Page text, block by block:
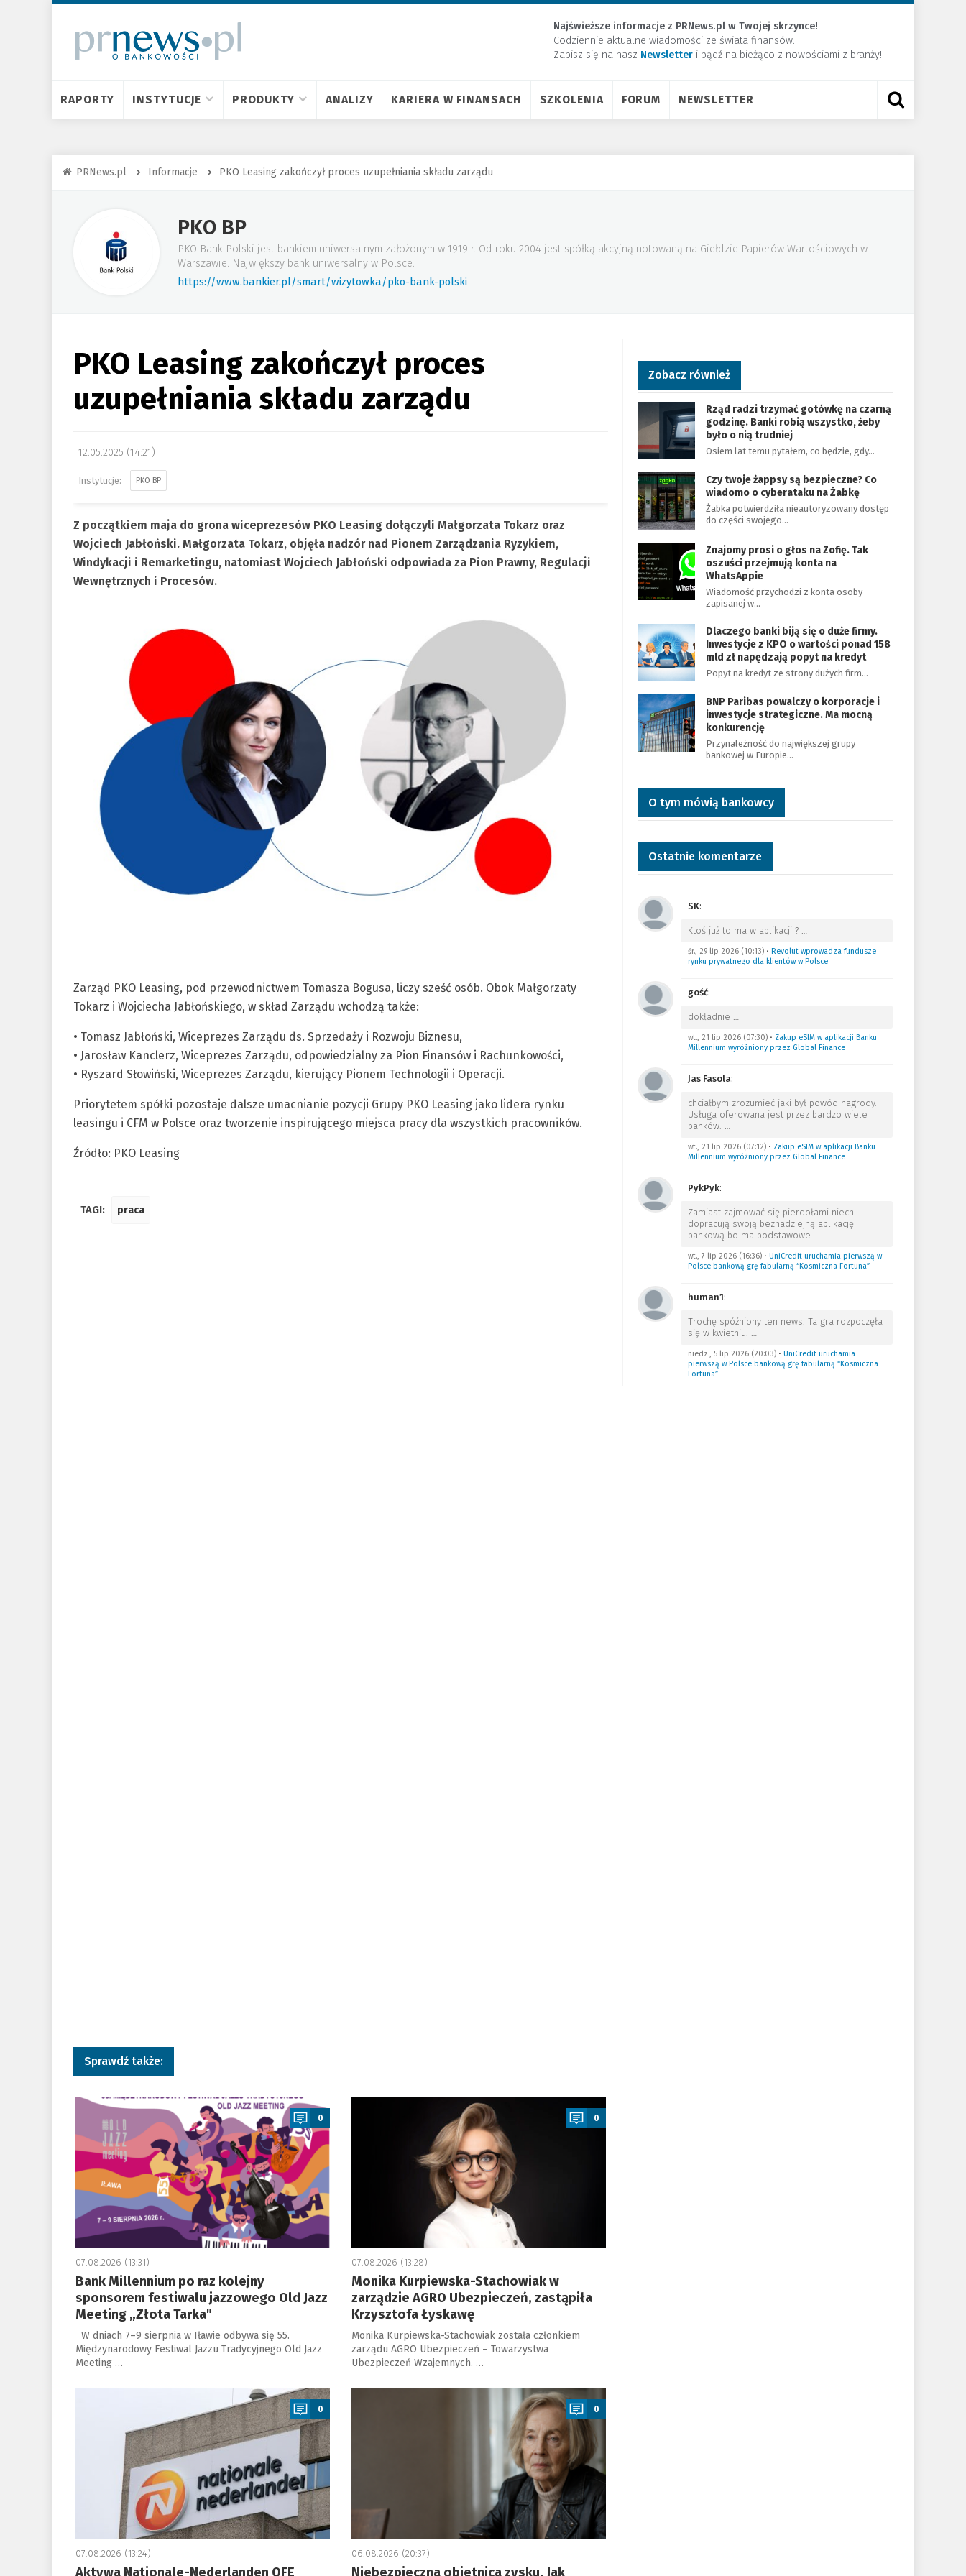
Najświeższe informacje z PRNews.pl w Twojej skrzynce!
Codziennie aktualne wiadomości ze świata finansów.
Zapisz się na nasz Newsletter ​i bądź na bieżąco z nowościami z branży!
RAPORTY INSTYTUCJE PRODUKTY ANALIZY KARIERA W FINANSACH SZKOLENIA FORUM NEWSLETTER
PRNews.pl Informacje PKO Leasing zakończył proces uzupełniania składu zarządu
PKO BP
PKO Bank Polski jest bankiem uniwersalnym założonym w 1919 r. Od roku 2004 jest spółką akcyjną notowaną na Giełdzie Papierów Wartościowych w
Warszawie. Największy bank uniwersalny w Polsce.
https://www.bankier.pl/smart/wizytowka/pko-bank-polski
PKO Leasing zakończył proces
uzupełniania składu zarządu
12.05.2025 (14:21)
PKO BP
Z początkiem maja do grona wiceprezesów PKO Leasing dołączyli Małgorzata Tokarz oraz
Wojciech Jabłoński. Małgorzata Tokarz, objęła nadzór nad Pionem Zarządzania Ryzykiem,
Windykacji i Remarketingu, natomiast Wojciech Jabłoński odpowiada za Pion Prawny, Regulacji
Wewnętrznych i Procesów.
Zarząd PKO Leasing, pod przewodnictwem Tomasza Bogusa, liczy sześć osób. Obok Małgorzaty
Tokarz i Wojciecha Jabłońskiego, w skład Zarządu wchodzą także:
• Tomasz Jabłoński, Wiceprezes Zarządu ds. Sprzedaży i Rozwoju Biznesu,
• Jarosław Kanclerz, Wiceprezes Zarządu, odpowiedzialny za Pion Finansów i Rachunkowości,
• Ryszard Słowiński, Wiceprezes Zarządu, kierujący Pionem Technologii i Operacji.
Priorytetem spółki pozostaje dalsze umacnianie pozycji Grupy PKO Leasing jako lidera rynku
leasingu i CFM w Polsce oraz tworzenie inspirującego miejsca pracy dla wszystkich pracowników.
Źródło: PKO Leasing
TAGI: praca
Sprawdź także:
a
0
07.08.2026 (13:31)
Bank Millennium po raz kolejny
sponsorem festiwalu jazzowego Old Jazz
Meeting „Złota Tarka"
W dniach 7–9 sierpnia w Iławie odbywa się 55.
Międzynarodowy Festiwal Jazzu Tradycyjnego Old Jazz
Meeting …
a
0
07.08.2026 (13:28)
Monika Kurpiewska-Stachowiak w
zarządzie AGRO Ubezpieczeń, zastąpiła
Krzysztofa Łyskawę
Monika Kurpiewska-Stachowiak została członkiem
zarządu AGRO Ubezpieczeń – Towarzystwa
Ubezpieczeń Wzajemnych. …
0
07.08.2026 (13:24)
Aktywa Nationale-Nederlanden OFE
a
0
06.08.2026 (20:37)
Niebezpieczna obietnica zysku. Jak
Zobacz również
Rząd radzi trzymać gotówkę na czarną
godzinę. Banki robią wszystko, żeby
było o nią trudniej
Osiem lat temu pytałem, co będzie, gdy…
Czy twoje żappsy są bezpieczne? Co
wiadomo o cyberataku na Żabkę
Żabka potwierdziła nieautoryzowany dostęp
do części swojego…
Znajomy prosi o głos na Zofię. Tak
oszuści przejmują konta na
WhatsAppie
Wiadomość przychodzi z konta osoby
zapisanej w…
Dlaczego banki biją się o duże firmy.
Inwestycje z KPO o wartości ponad 158
mld zł napędzają popyt na kredyt
Popyt na kredyt ze strony dużych firm…
BNP Paribas powalczy o korporacje i
inwestycje strategiczne. Ma mocną
konkurencję
Przynależność do największej grupy
bankowej w Europie…
O tym mówią bankowcy
Ostatnie komentarze
SK:
Ktoś już to ma w aplikacji ? …
śr., 29 lip 2026 (10:13)• Revolut wprowadza fundusze
rynku prywatnego dla klientów w Polsce
gość:
dokładnie …
wt., 21 lip 2026 (07:30)• Zakup eSIM w aplikacji Banku
Millennium wyróżniony przez Global Finance
Jas Fasola:
chciałbym zrozumieć jaki był powód nagrody.
Usługa oferowana jest przez bardzo wiele
banków. …
wt., 21 lip 2026 (07:12)• Zakup eSIM w aplikacji Banku
Millennium wyróżniony przez Global Finance
PykPyk:
Zamiast zajmować się pierdołami niech
dopracują swoją beznadziejną aplikację
bankową bo ma podstawowe …
wt., 7 lip 2026 (16:36)• UniCredit uruchamia pierwszą w
Polsce bankową grę fabularną “Kosmiczna Fortuna”
human1:
Trochę spóźniony ten news. Ta gra rozpoczęła
się w kwietniu. …
niedz., 5 lip 2026 (20:03)• UniCredit uruchamia
pierwszą w Polsce bankową grę fabularną “Kosmiczna
Fortuna”